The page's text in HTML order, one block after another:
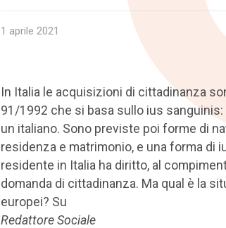
1 aprile 2021
In Italia le acquisizioni di cittadinanza
91/1992 che si basa sullo ius
un italiano. Sono previste poi forme di
residenza e matrimonio, e una forma di
residente in Italia ha diritto, al
domanda di cittadinanza. Ma qual è la
europei? Su
Redattore Sociale